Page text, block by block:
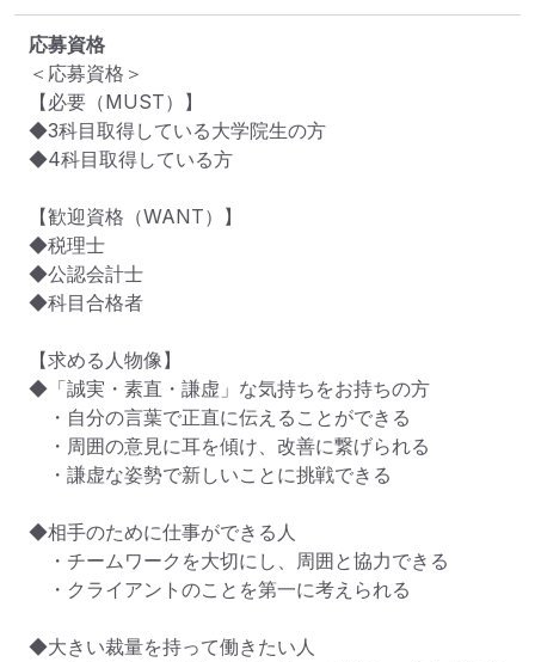
応募資格
＜応募資格＞
【必要（MUST）】
◆3科目取得している大学院生の方
◆4科目取得している方
【歓迎資格（WANT）】
◆税理士
◆公認会計士
◆科目合格者
【求める人物像】
◆「誠実・素直・謙虚」な気持ちをお持ちの方
・自分の言葉で正直に伝えることができる
・周囲の意見に耳を傾け、改善に繋げられる
・謙虚な姿勢で新しいことに挑戦できる
◆相手のために仕事ができる人
・チームワークを大切にし、周囲と協力できる
・クライアントのことを第一に考えられる
◆大きい裁量を持って働きたい人